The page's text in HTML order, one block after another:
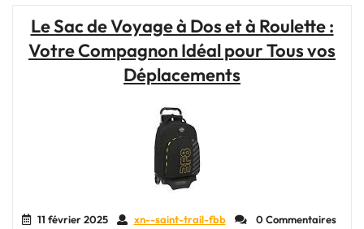
:
Trouvez
Votre
Sac
Le Sac de Voyage à Dos et à Roulette :
Votre Compagnon Idéal pour Tous vos
Déplacements
11 février 2025 xn--saint-trail-fbb
0 Commentaires